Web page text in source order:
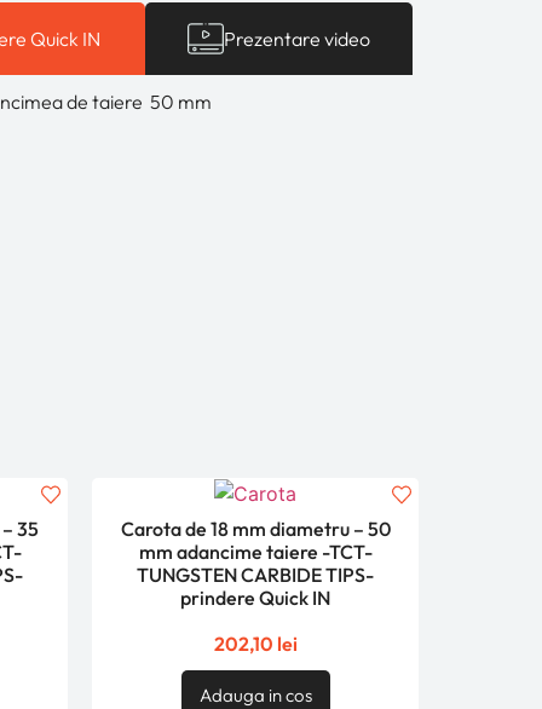
Quick IN Prezentare video
de taiere 50 mm
35
Carota de 18 mm diametru – 50
mm adancime taiere -TCT-
TUNGSTEN CARBIDE TIPS-
prindere Quick IN
202,10 lei
Adauga in cos